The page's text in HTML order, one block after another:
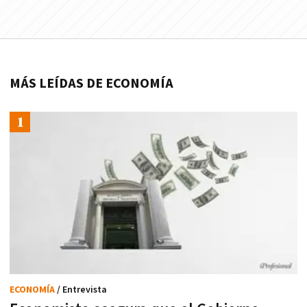
MÁS LEÍDAS DE ECONOMÍA
ECONOMÍA/ Entrevista